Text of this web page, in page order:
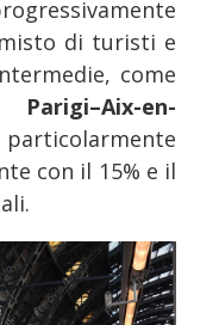
di turisti e
come
en-
particolarmente
con il 15% e il